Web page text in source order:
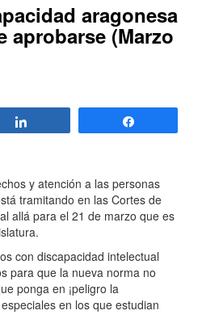
aragonesa
aprobarse (Marzo
y atención a las personas
tramitando en las Cortes de
allá para el 21 de marzo que es
con discapacidad intelectual
para que la nueva norma no
ponga en ¡peligro la
en los que estudian